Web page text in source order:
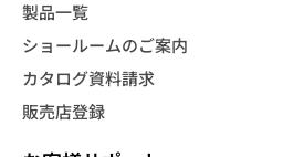
製品一覧
ショールームのご案内
カタログ資料請求
販売店登録